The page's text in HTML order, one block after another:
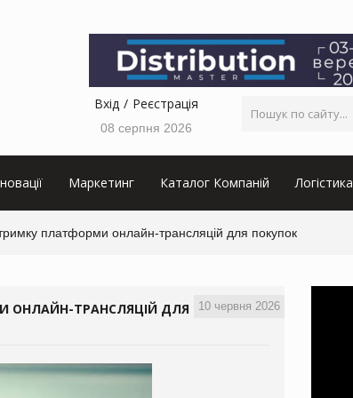
Вхід Реєстрація
08 серпня 2026
Маркетинг Каталог Компаній Логістика
платформи онлайн-трансляцій для покупок
10 червня 2026
ОНЛАЙН-ТРАНСЛЯЦІЙ ДЛЯ